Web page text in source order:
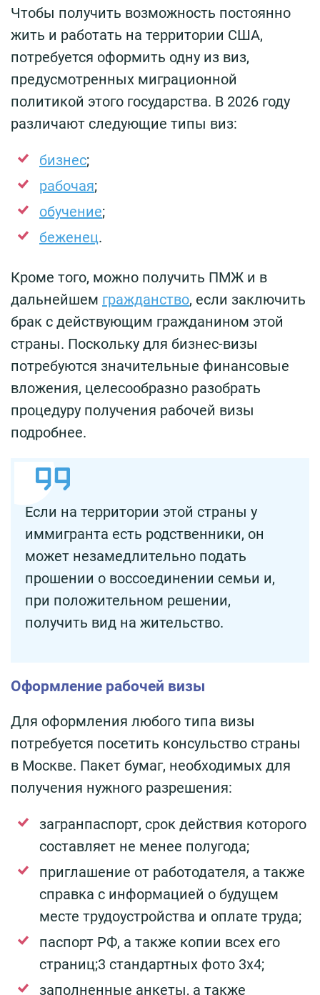
Чтобы получить возможность постоянно
жить и работать на территории США,
потребуется оформить одну из виз,
предусмотренных миграционной
политикой этого государства. В 2026 году
различают следующие типы виз:
бизнес;
рабочая;
обучение;
беженец.
Кроме того, можно получить ПМЖ и в
дальнейшем гражданство, если заключить
брак с действующим гражданином этой
страны. Поскольку для бизнес-визы
потребуются значительные финансовые
вложения, целесообразно разобрать
процедуру получения рабочей визы
подробнее.
Если на территории этой страны у
иммигранта есть родственники, он
может незамедлительно подать
прошении о воссоединении семьи и,
при положительном решении,
получить вид на жительство.
Оформление рабочей визы
Для оформления любого типа визы
потребуется посетить консульство страны
в Москве. Пакет бумаг, необходимых для
получения нужного разрешения:
загранпаспорт, срок действия которого
составляет не менее полугода;
приглашение от работодателя, а также
справка с информацией о будущем
месте трудоустройства и оплате труда;
паспорт РФ, а также копии всех его
страниц;3 стандартных фото 3х4;
заполненные анкеты, а также